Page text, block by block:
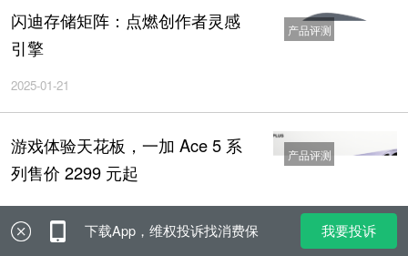
闪迪存储矩阵：点燃创作者灵感
引擎
2025-01-21
产品评测
游戏体验天花板，一加 Ace 5 系
列售价 2299 元起
2024-12-26
产品评测
下载App，维权投诉找消费保 我要投诉